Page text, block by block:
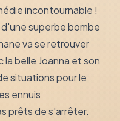
incontournable !
superbe bombe
va se retrouver
la belle Joanna et son
situations pour le
ennuis
prêts de s'arrêter.